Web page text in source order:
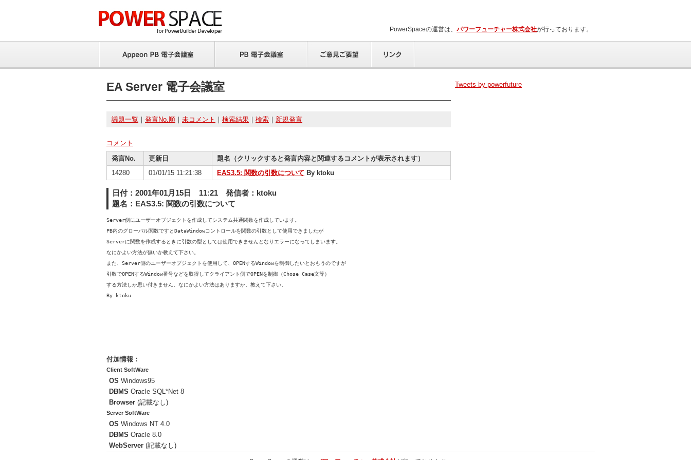
PowerSpaceの運営は、 パワーフューチャー株式会社が行っております。
Tweets by powerfuture
EA Server 電子会議室
議題一覧 ｜ 発言No.順 ｜ 未コメント ｜ 検索結果 ｜ 検索 ｜ 新規発言
コメント
発言No.
更新日
題名（クリックすると発言内容と関連するコメントが表示されます）
14280
01/01/15 11:21:38 EAS3.5: 関数の引数について By ktoku
日付：2001年01月15日 11:21 発信者：ktoku
題名：EAS3.5: 関数の引数について
Server側にユーザーオブジェクトを作成してシステム共通関数を作成しています。
PB内のグローバル関数ですとDataWindowコントロールを関数の引数として使用できましたが
Serverに関数を作成するときに引数の型としては使用できませんとなりエラーになってしまいます。
なにかよい方法が無いか教えて下さい。
また、Server側のユーザーオブジェクトを使用して、OPENするWindowを制御したいとおもうのですが
引数でOPENするWindow番号などを取得してクライアント側でOPENを制御（Chose Case文等）
する方法しか思い付きません。なにかよい方法はありますか。教えて下さい。
By ktoku
付加情報：
Client SoftWare
OS Windows95
DBMS Oracle SQL*Net 8
Browser (記載なし)
Server SoftWare
OS Windows NT 4.0
DBMS Oracle 8.0
WebServer (記載なし)